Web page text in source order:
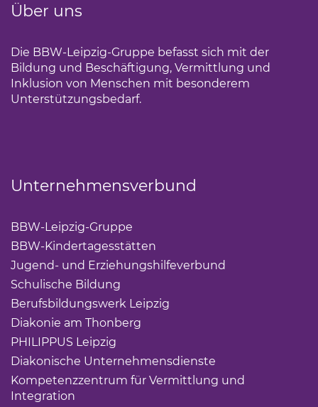
Über uns
Die BBW-Leipzig-Gruppe befasst sich mit der
Bildung und Beschäftigung, Vermittlung und
Inklusion von Menschen mit besonderem
Unterstützungsbedarf.
Unternehmensverbund
BBW-Leipzig-Gruppe
BBW-Kindertagesstätten
Jugend- und Erziehungshilfeverbund
Schulische Bildung
Berufsbildungswerk Leipzig
Diakonie am Thonberg
PHILIPPUS Leipzig
Diakonische Unternehmensdienste
Kompetenzzentrum für Vermittlung und
Integration